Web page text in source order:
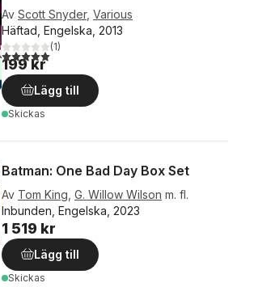
Av Scott Snyder, Various
Häftad, Engelska, 2013
5,0utav 5 stjärnor. Totalt antal röster:
(1)
199 kr
Lägg till
Skickas
Batman: One Bad Day Box Set
Av Tom King G. Willow Wilson m. fl.
Inbunden, Engelska, 2023
1 519 kr
Lägg till
Skickas